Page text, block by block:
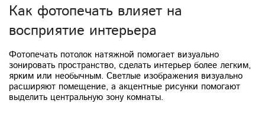
Как фотопечать влияет на
восприятие интерьера
Фотопечать потолок натяжной помогает визуально
зонировать пространство, сделать интерьер более легким,
ярким или необычным. Светлые изображения визуально
расширяют помещение, а акцентные рисунки помогают
выделить центральную зону комнаты.